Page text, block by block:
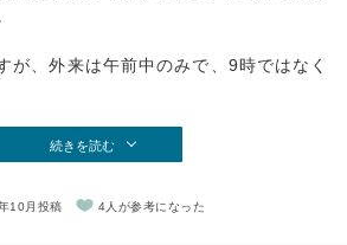
が、外来は午前中のみで、9時ではなく
続きを読む
10月投稿 4人が参考になった